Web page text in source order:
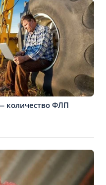
количество ФЛП